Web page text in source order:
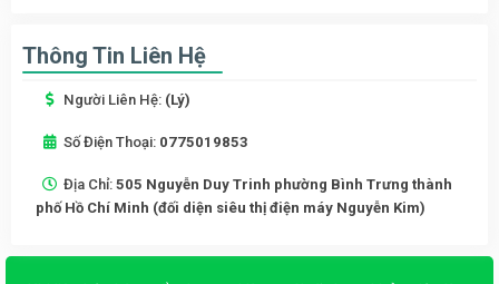
Thông Tin Liên Hệ
Người Liên Hệ: (Lý)
Số Điện Thoại: 0775019853
Địa Chỉ: 505 Nguyễn Duy Trinh phường Bình Trưng thành
phố Hồ Chí Minh (đối diện siêu thị điện máy Nguyễn Kim)